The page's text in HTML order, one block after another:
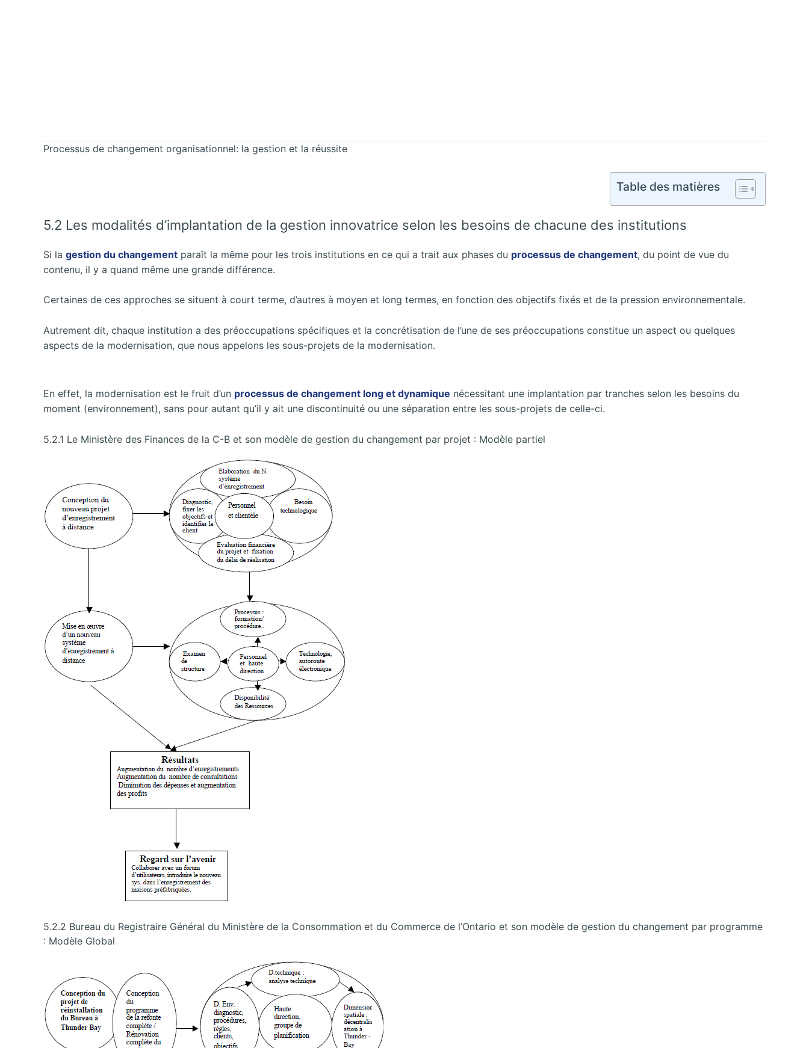
Processus de changement organisationnel: la gestion et la réussite
Table des matières
5.2 Les modalités d’implantation de la gestion innovatrice selon les besoins de chacune des institutions
Si la gestion du changement paraît la même pour les trois institutions en ce qui a trait aux phases du processus de changement, du point de vue du
contenu, il y a quand même une grande différence.
Certaines de ces approches se situent à court terme, d’autres à moyen et long termes, en fonction des objectifs fixés et de la pression environnementale.
Autrement dit, chaque institution a des préoccupations spécifiques et la concrétisation de l’une de ses préoccupations constitue un aspect ou quelques
aspects de la modernisation, que nous appelons les sous-projets de la modernisation.
En effet, la modernisation est le fruit d’un processus de changement long et dynamique nécessitant une implantation par tranches selon les besoins du
moment (environnement), sans pour autant qu’il y ait une discontinuité ou une séparation entre les sous-projets de celle-ci.
5.2.1 Le Ministère des Finances de la C-B et son modèle de gestion du changement par projet : Modèle partiel
5.2.2 Bureau du Registraire Général du Ministère de la Consommation et du Commerce de l’Ontario et son modèle de gestion du changement par programme
: Modèle Global